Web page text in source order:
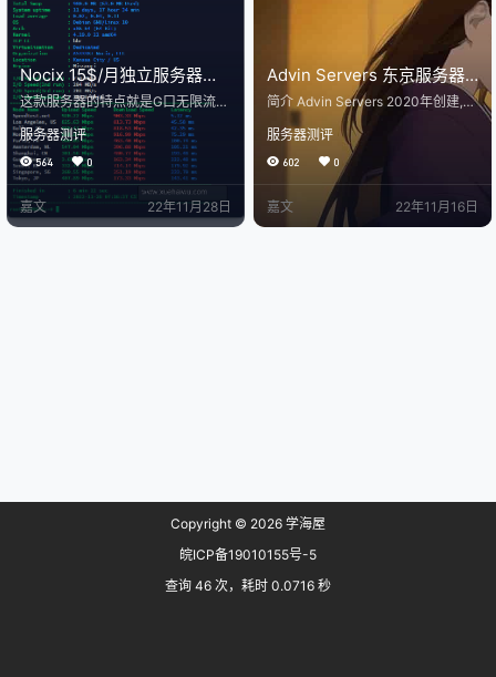
Nocix 15$/月独立服务器测
评
这款服务器的特点就是G口无限流
量，然后有5个IP，性价比还是不错
的。 正常套餐应该是 AMD Pheno
m, 16 GB, 120GB+2TB G口 偶尔会
出中奖鸡 基础信息 YABS 硬盘测试
这个杜甫另外一个特点就是有SSD
作为系统盘,有HHD作为数据盘，使
用体验比一般的只有HHD的杜甫来
服务器测评
564 0
嘉文 22年11月28日
Advin Servers 东京服务器
测评 2022年11月更新
简介 Advin Servers 2020年创建,
美国商家, 目前主营美国、英国、日
本、荷兰的KVM VPS, 以及独立服
务器、托管服务, VPS带DDoS防护.
支持支付宝(Stripe)、加密数字货
币、PayPal付款. 官网: https://clien
ts.advinservers.com 本次测评的是
Advin Servers 日本东京vps Stand
服务器测评
602 0
嘉文 22年11月16日
Copyright © 2026 学海屋
皖ICP备19010155号-5
查询 46 次，耗时 0.0716 秒